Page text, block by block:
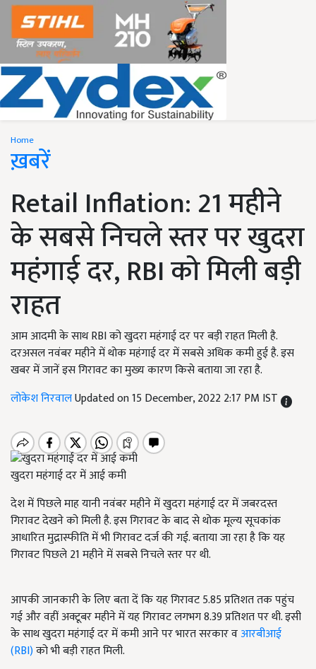
Home
ख़बरें
Retail Inflation: 21 महीने
के सबसे निचले स्तर पर खुदरा
महंगाई दर, RBI को मिली बड़ी
राहत
आम आदमी के साथ RBI को खुदरा महंगाई दर पर बड़ी राहत मिली है.
दरअसल नवंबर महीने में थोक महंगाई दर में सबसे अधिक कमी हुई है. इस
खबर में जानें इस गिरावट का मुख्य कारण किसे बताया जा रहा है.
लोकेश निरवालUpdated on 15 December, 2022 2:17 PM IST
खुदरा महंगाई दर में आई कमी
देश में पिछले माह यानी नवंबर महीने में खुदरा महंगाई दर में जबरदस्त
गिरावट देखने को मिली है. इस गिरावट के बाद से थोक मूल्य सूचकांक
आधारित मुद्रास्फीति में भी गिरावट दर्ज की गई. बताया जा रहा है कि यह
गिरावट पिछले 21महीने में सबसे निचले स्तर पर थी.
आपकी जानकारी के लिए बता दें कि यह गिरावट 5.85प्रतिशत तक पहुंच
गई और वहीं अक्टूबर महीने में यह गिरावट लगभग8.39प्रतिशत पर थी. इसी
के साथ खुदरा महंगाई दर में कमी आने पर भारत सरकार वआरबीआई
(RBI)को भी बड़ी राहत मिली.